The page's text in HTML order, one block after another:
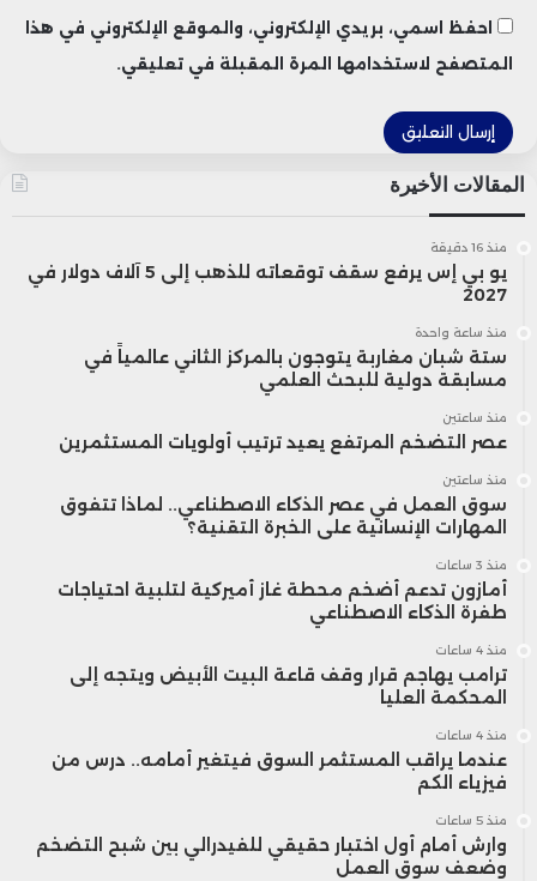
احفظ اسمي، بريدي الإلكتروني، والموقع الإلكتروني في هذا
المتصفح لاستخدامها المرة المقبلة في تعليقي.
المقالات الأخيرة
منذ 16 دقيقة
يو بي إس يرفع سقف توقعاته للذهب إلى 5 آلاف دولار في
2027
منذ ساعة واحدة
ستة شبان مغاربة يتوجون بالمركز الثاني عالمياً في
مسابقة دولية للبحث العلمي
منذ ساعتين
عصر التضخم المرتفع يعيد ترتيب أولويات المستثمرين
منذ ساعتين
سوق العمل في عصر الذكاء الاصطناعي.. لماذا تتفوق
المهارات الإنسانية على الخبرة التقنية؟
منذ 3 ساعات
أمازون تدعم أضخم محطة غاز أميركية لتلبية احتياجات
طفرة الذكاء الاصطناعي
منذ 4 ساعات
ترامب يهاجم قرار وقف قاعة البيت الأبيض ويتجه إلى
المحكمة العليا
منذ 4 ساعات
عندما يراقب المستثمر السوق فيتغير أمامه.. درس من
فيزياء الكم
منذ 5 ساعات
وارش أمام أول اختبار حقيقي للفيدرالي بين شبح التضخم
وضعف سوق العمل